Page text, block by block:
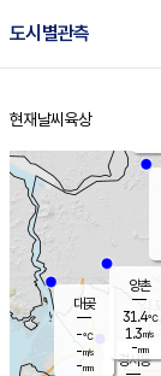
도시별관측
홈
현재날씨 육상
경서동
대곶
-℃
-m/s
-mm
양촌
31.4℃
1.3m/s
-mm